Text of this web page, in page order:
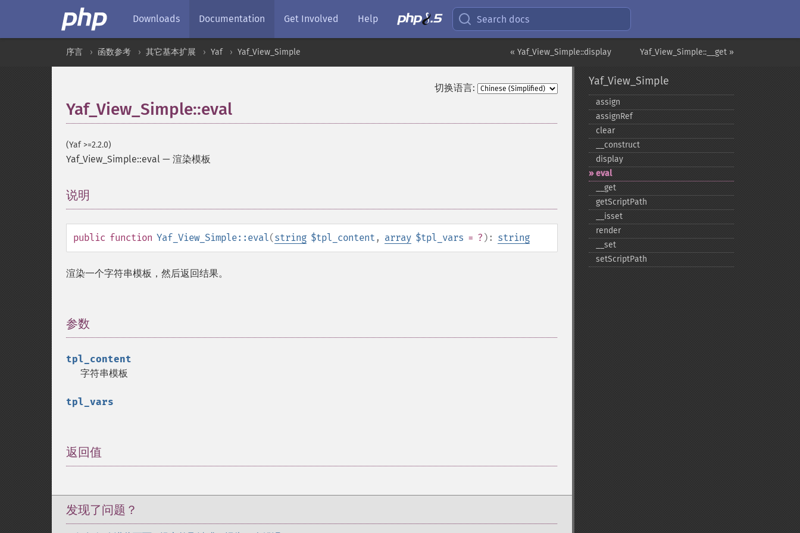
Downloads Documentation Get Involved Help Search docs
Yaf_View_Simple::__get »
« Yaf_View_Simple::display
序言 函数参考 其它基本扩展 Yaf Yaf_View_Simple
切换语言:
Yaf_View_Simple::eval
(Yaf >=2.2.0)
Yaf_View_Simple::eval — 渲染模板
说明
public function Yaf_View_Simple::eval(string $tpl_content , array $tpl_vars = ? ): string
渲染一个字符串模板，然后返回结果。
参数
tpl_content
字符串模板
tpl_vars
返回值
发现了问题？
Yaf_View_Simple
assign
assignRef
clear
_​_​construct
display
eval
_​_​get
getScriptPath
_​_​isset
render
_​_​set
setScriptPath